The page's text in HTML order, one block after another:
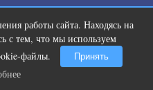
работы сайта. Находясь на
с тем, что мы используем
файлы.
Принять
пару секунд, но вы
от увиденного